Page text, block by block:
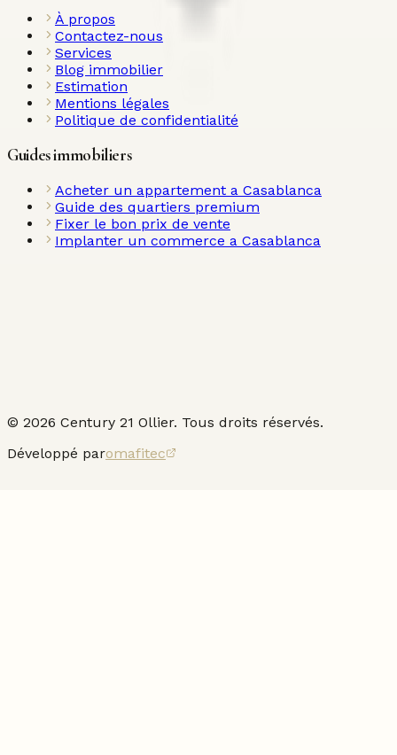
À propos
Contactez-nous
Services
Blog immobilier
Estimation
Mentions légales
Politique de confidentialité
Guides immobiliers
Acheter un appartement a Casablanca
Guide des quartiers premium
Fixer le bon prix de vente
Implanter un commerce a Casablanca
© 2026 Century 21 Ollier. Tous droits réservés.
Développé paromafitec